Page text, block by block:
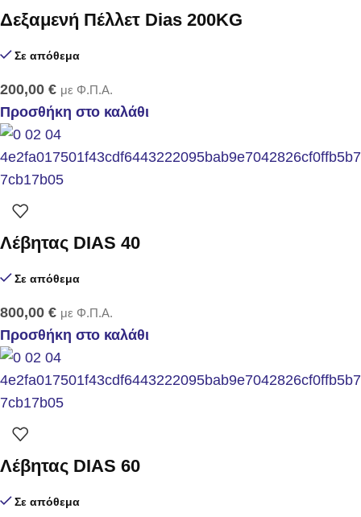
Δεξαμενή Πέλλετ Dias 200KG
Σε απόθεμα
200,00 € με Φ.Π.Α.
Προσθήκη στο καλάθι
Λέβητας DIAS 40
Σε απόθεμα
800,00 € με Φ.Π.Α.
Προσθήκη στο καλάθι
Λέβητας DIAS 60
Σε απόθεμα